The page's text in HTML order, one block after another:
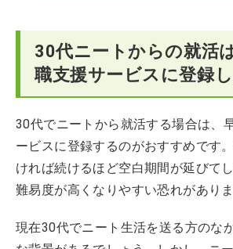
30代ニートからの就活
職支援サービスに登録
30代でニートから就活する場合は、
ービスに登録するのがおすすめです
ければ続けるほど空白期間が延びて
難易度が高くなりやすい恐れがありま
現在30代でニート生活を送る方のな